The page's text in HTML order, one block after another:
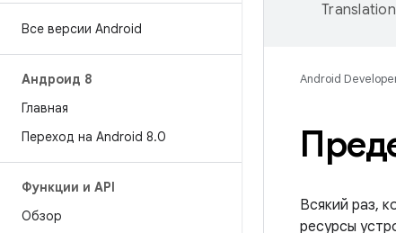
Все версии Android
Андроид 8
Главная
Переход на Android 8.0
Функции и API
Обзор
Android
Всякий раз,
ресурсы